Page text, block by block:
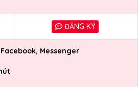
ĐĂNG KÝ
Facebook, Messenger